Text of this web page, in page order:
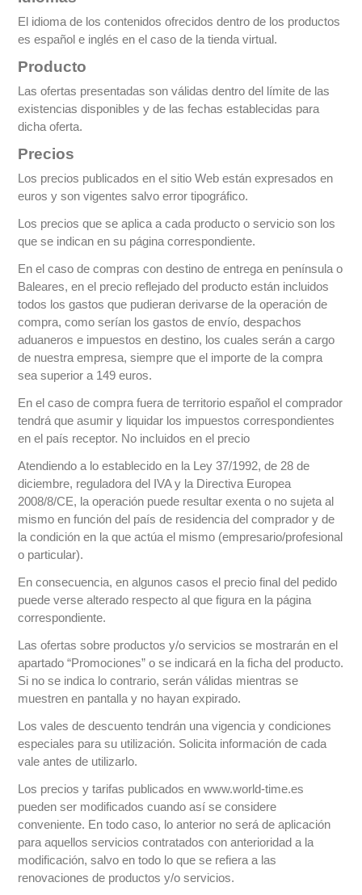
El idioma de los contenidos ofrecidos dentro de los productos
es español e inglés en el caso de la tienda virtual.
Producto
Las ofertas presentadas son válidas dentro del límite de las
existencias disponibles y de las fechas establecidas para
dicha oferta.
Precios
Los precios publicados en el sitio Web están expresados en
euros y son vigentes salvo error tipográfico.
Los precios que se aplica a cada producto o servicio son los
que se indican en su página correspondiente.
En el caso de compras con destino de entrega en península o
Baleares, en el precio reflejado del producto están incluidos
todos los gastos que pudieran derivarse de la operación de
compra, como serían los gastos de envío, despachos
aduaneros e impuestos en destino, los cuales serán a cargo
de nuestra empresa, siempre que el importe de la compra
sea superior a 149 euros.
En el caso de compra fuera de territorio español el comprador
tendrá que asumir y liquidar los impuestos correspondientes
en el país receptor. No incluidos en el precio
Atendiendo a lo establecido en la Ley 37/1992, de 28 de
diciembre, reguladora del IVA y la Directiva Europea
2008/8/CE, la operación puede resultar exenta o no sujeta al
mismo en función del país de residencia del comprador y de
la condición en la que actúa el mismo (empresario/profesional
o particular).
En consecuencia, en algunos casos el precio final del pedido
puede verse alterado respecto al que figura en la página
correspondiente.
Las ofertas sobre productos y/o servicios se mostrarán en el
apartado “Promociones” o se indicará en la ficha del producto.
Si no se indica lo contrario, serán válidas mientras se
muestren en pantalla y no hayan expirado.
Los vales de descuento tendrán una vigencia y condiciones
especiales para su utilización. Solicita información de cada
vale antes de utilizarlo.
Los precios y tarifas publicados en www.world-time.es
pueden ser modificados cuando así se considere
conveniente. En todo caso, lo anterior no será de aplicación
para aquellos servicios contratados con anterioridad a la
modificación, salvo en todo lo que se refiera a las
renovaciones de productos y/o servicios.